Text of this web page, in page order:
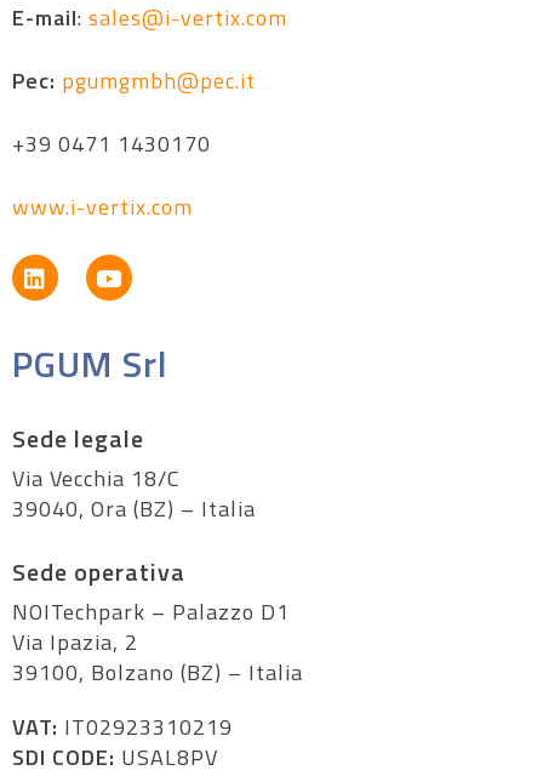
PGUM Srl
Sede legale
Via Vecchia 18/C
39040, Ora (BZ) – Italia
Sede operativa
NOITechpark – Palazzo D1
Via Ipazia, 2
39100, Bolzano (BZ) – Italia
VAT: IT02923310219
SDI CODE: USAL8PV
E-mail: sales@i-vertix.com
Pec: pgumgmbh@pec.it
+39 0471 1430170
www.i-vertix.com